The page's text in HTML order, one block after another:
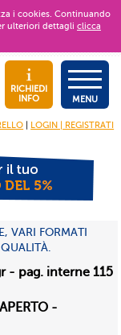
i cookies. Continuando
ulteriori dettagli clicca
RICHIEDI
INFO
MENU
LOGIN | REGISTRATI
VARI FORMATI
- pag. interne 115
-